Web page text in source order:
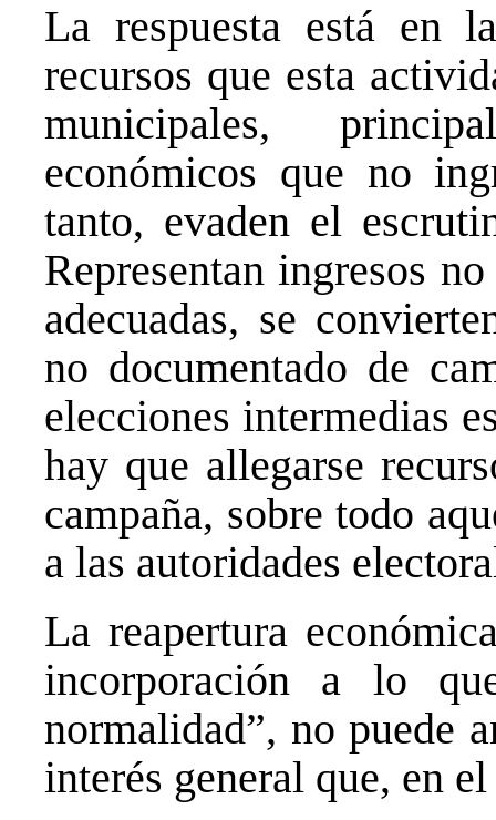
La respuesta está en
recursos que esta
municipales,
económicos que no
tanto, evaden el
Representan ingresos
adecuadas, se
no documentado de
elecciones intermedias
hay que allegarse
campaña, sobre todo
a las autoridades
La reapertura
incorporación a lo
normalidad”, no puede
interés general que, en